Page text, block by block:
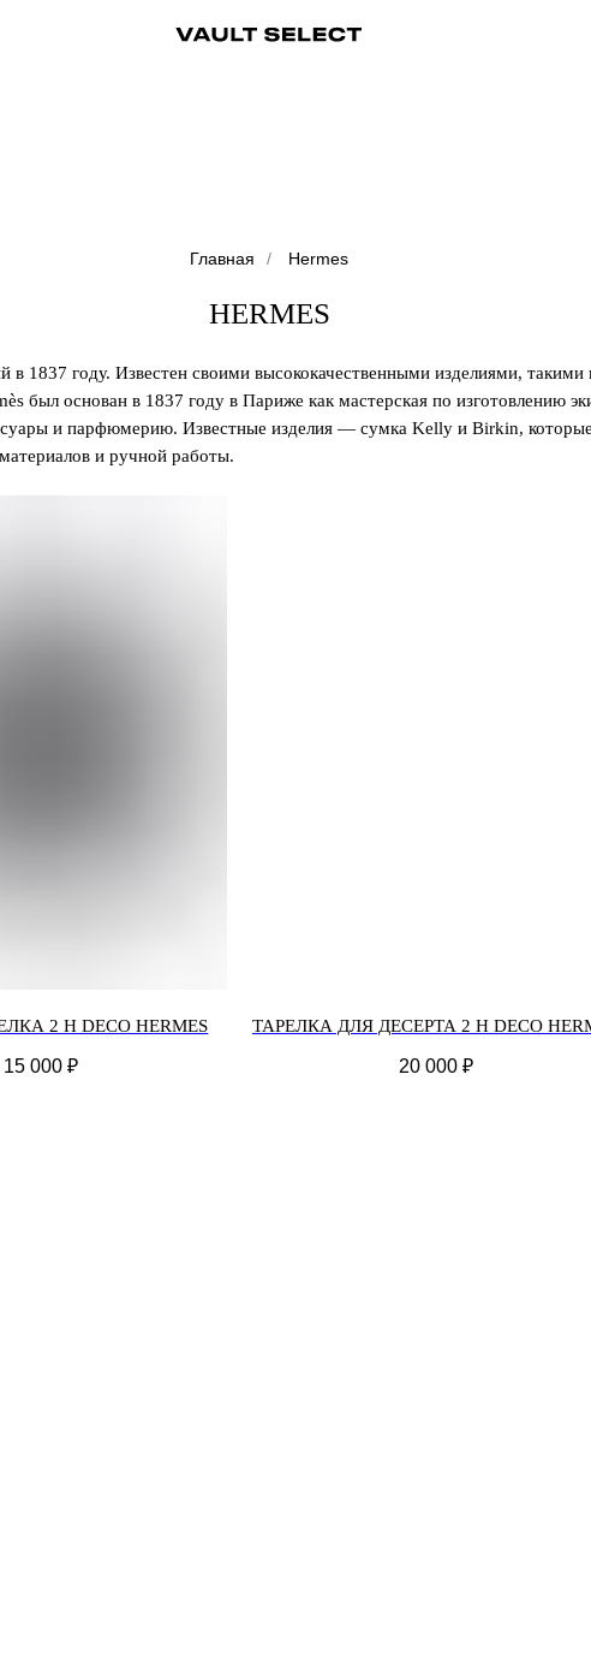
Главная / Hermes
HERMES
1837 году. Известен своими высококачественными изделиями,
был основан в 1837 году в Париже как мастерская по изготовлению
и парфюмерию. Известные изделия — сумка Kelly и Birkin,
и ручной работы.
2 H DECO HERMES
15 000 ₽
ТАРЕЛКА ДЛЯ ДЕСЕРТА 2 H DECO
20 000 ₽